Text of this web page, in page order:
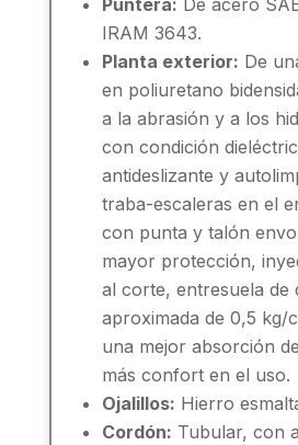
Puntera: De acero
IRAM 3643.
Planta exterior: De
en poliuretano
a la abrasión y a los
con condición
antideslizante y
traba-escaleras en el
con punta y talón
mayor protección,
al corte, entresuela de
aproximada de 0,5 kg/
una mejor absorción
más confort en el uso.
Ojalillos: Hierro
Cordón: Tubular, con